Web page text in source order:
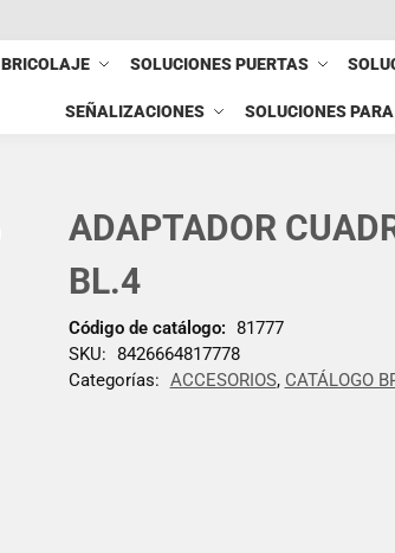
BRICOLAJE SOLUCIONES PUERTAS
SEÑALIZACIONES SOLUCIONES
ADAPTADOR
BL.4
Código de catálogo: 81777
SKU: 8426664817778
Categorías: ACCESORIOS, CATÁLOGO